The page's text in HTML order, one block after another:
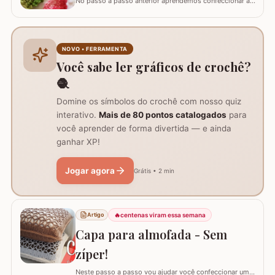
grupo Viciadas em crochê. Fiz o passo a passo com
algumas poucas diferenças e também para auxil
NOVO • FERRAMENTA
Você sabe ler gráficos de crochê?
🧶
Domine os símbolos do crochê com nosso quiz
interativo. Mais de 80 pontos catalogados para
você aprender de forma divertida — e ainda
ganhar XP!
Jogar agora Grátis • 2 min
Artigo 🔥centenas viram essa semana
Capa para almofada - Sem
zíper!
Neste passo a passo vou ajudar você confeccionar uma